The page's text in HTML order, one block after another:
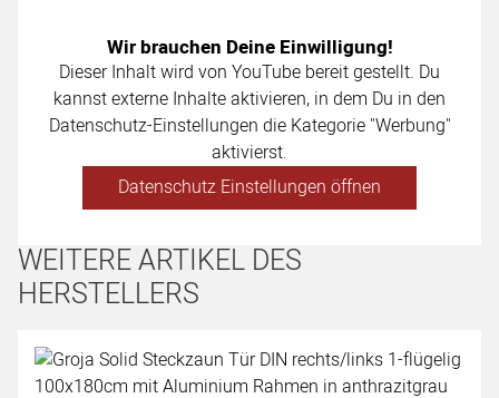
Wir brauchen Deine Einwilligung!
Dieser Inhalt wird von YouTube bereit gestellt. Du
kannst externe Inhalte aktivieren, in dem Du in den
Datenschutz-Einstellungen die Kategorie "Werbung"
aktivierst.
Datenschutz Einstellungen öffnen
WEITERE ARTIKEL DES
HERSTELLERS
Artikel überspringen